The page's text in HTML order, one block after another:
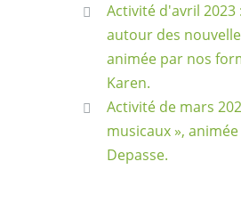
Activité d'avril 2023
autour des
animée par nos
Karen.
Activité de mars
musicaux »,
Depasse.